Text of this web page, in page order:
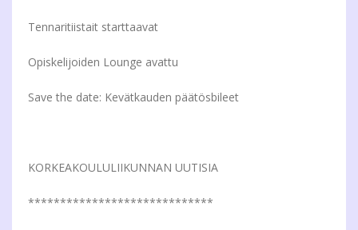
Tennaritiistait starttaavat
Opiskelijoiden Lounge avattu
Save the date: Kevätkauden päätösbileet
KORKEAKOULULIIKUNNAN UUTISIA
*****************************